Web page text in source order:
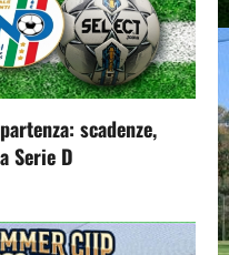
scadenze,
Serie D